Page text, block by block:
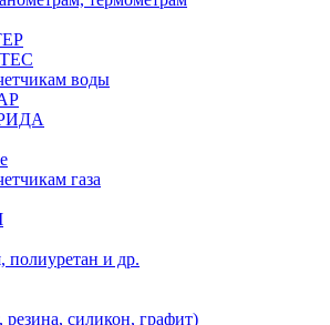
воды
газа
полиуретан и др.
силикон, графит)